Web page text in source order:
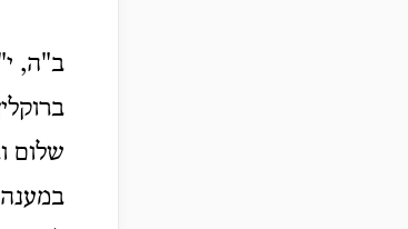
ב"ה,
שלום